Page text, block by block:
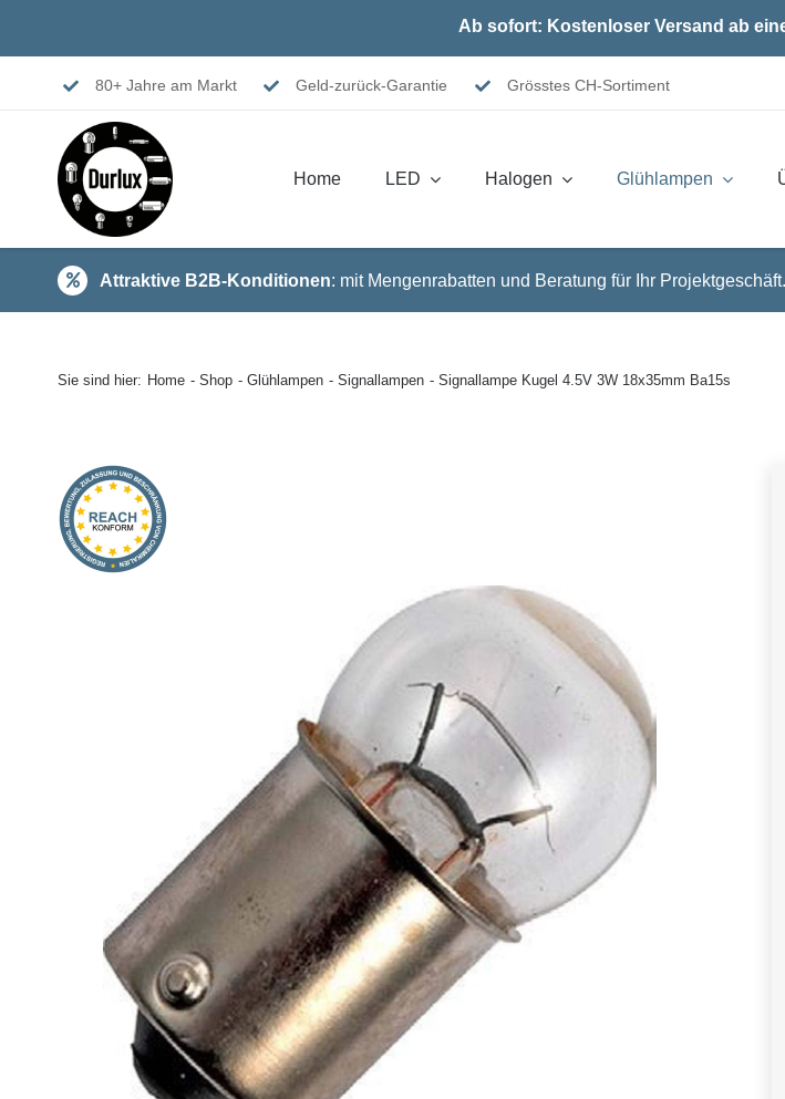
Ab sofort: Kostenloser Versand ab
80+ Jahre am Markt Geld-zurück-Garantie Grösstes CH-Sortiment
Home LED Halogen Glühlampen
Attraktive B2B-Konditionen: mit Mengenrabatten und Beratung für Ihr Projektgeschäft.
Sie sind hier: Home Shop Glühlampen Signallampen Signallampe Kugel 4.5V 3W 18x35mm Ba15s